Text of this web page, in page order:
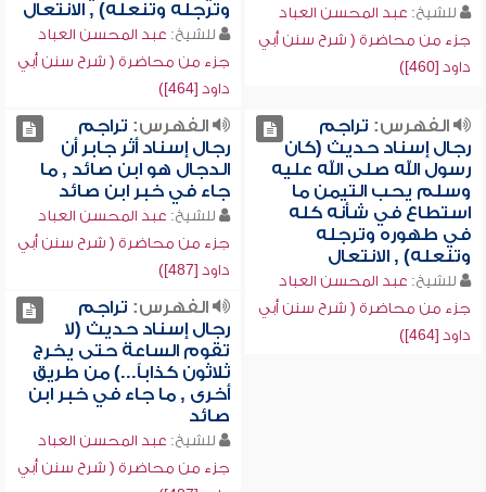
للشيخ: عبد المحسن العباد
جزء من محاضرة ( شرح سنن أبي
داود [460])
وترجله وتنعله) , الانتعال
للشيخ: عبد المحسن العباد
جزء من محاضرة ( شرح سنن أبي
داود [464])
الفهرس: تراجم
رجال إسناد حديث (كان
رسول الله صلى الله عليه
وسلم يحب التيمن ما
استطاع في شأنه كله
في طهوره وترجله
وتنعله) , الانتعال
للشيخ: عبد المحسن العباد
جزء من محاضرة ( شرح سنن أبي
داود [464])
الفهرس: تراجم
رجال إسناد أثر جابر أن
الدجال هو ابن صائد , ما
جاء في خبر ابن صائد
للشيخ: عبد المحسن العباد
جزء من محاضرة ( شرح سنن أبي
داود [487])
الفهرس: تراجم
رجال إسناد حديث (لا
تقوم الساعة حتى يخرج
ثلاثون كذاباً...) من طريق
أخرى , ما جاء في خبر ابن
صائد
للشيخ: عبد المحسن العباد
جزء من محاضرة ( شرح سنن أبي